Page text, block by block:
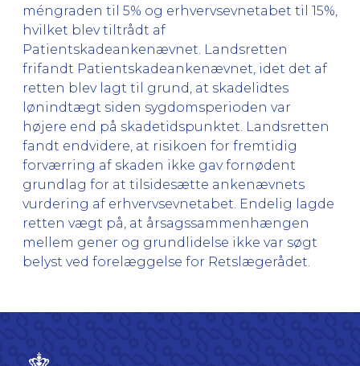
méngraden til 5% og erhvervsevnetabet til 15%,
hvilket blev tiltrådt af
Patientskadeankenævnet. Landsretten
frifandt Patientskadeankenævnet, idet det af
retten blev lagt til grund, at skadelidtes
lønindtægt siden sygdomsperioden var
højere end på skadetidspunktet. Landsretten
fandt endvidere, at risikoen for fremtidig
forværring af skaden ikke gav fornødent
grundlag for at tilsidesætte ankenævnets
vurdering af erhvervsevnetabet. Endelig lagde
retten vægt på, at årsagssammenhængen
mellem gener og grundlidelse ikke var søgt
belyst ved forelæggelse for Retslægerådet.